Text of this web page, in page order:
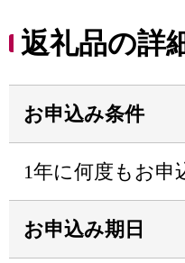
返礼品の詳
お申込み条件
1年に何度もお申
お申込み期日